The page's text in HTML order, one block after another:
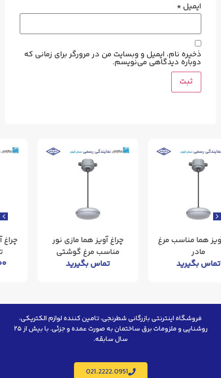
ایمیل *
ذخیره نام، ایمیل و وبسایت من در مرورگر برای زمانی که
دوباره دیدگاهی می‌نویسم.
چراغ آویز هما مازی نور
مناسب مرغ گوشتی
تماس بگیرید
چراغ آویز ریلی مدل هانی
تک فاز مازی نور
۴.۰۴۸.۰۰۰
فروشگاه اینترنتی بازرگانی شطرنجی، تامین کننده لوازم الکتریکی،
روشنایی و ملزومات برق ساختمان به صورت عمده و جزئی. با بیش از ۲۵
سال سابقه.
021.2222.0951